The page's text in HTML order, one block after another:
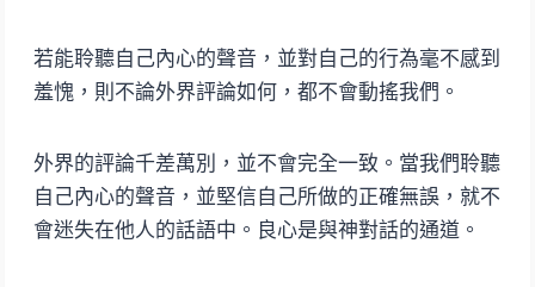
若能聆聽自己內心的聲音，並對自己的行為毫不感到
羞愧，則不論外界評論如何，都不會動搖我們。
外界的評論千差萬別，並不會完全一致。當我們聆聽
自己內心的聲音，並堅信自己所做的正確無誤，就不
會迷失在他人的話語中。良心是與神對話的通道。